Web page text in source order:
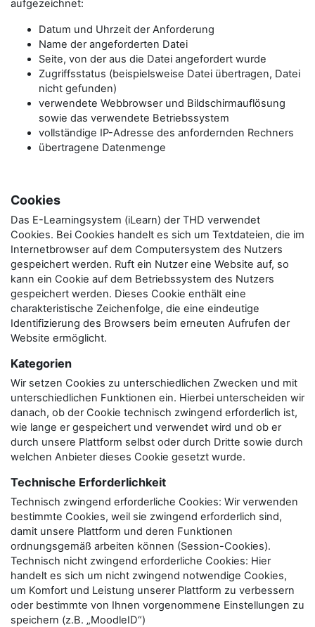
aufgezeichnet:
Datum und Uhrzeit der Anforderung
Name der angeforderten Datei
Seite, von der aus die Datei angefordert wurde
Zugriffsstatus (beispielsweise Datei übertragen, Datei
nicht gefunden)
verwendete Webbrowser und Bildschirmauflösung
sowie das verwendete Betriebssystem
vollständige IP-Adresse des anfordernden Rechners
übertragene Datenmenge
Cookies
Das E-Learningsystem (iLearn) der THD verwendet
Cookies. Bei Cookies handelt es sich um Textdateien, die im
Internetbrowser auf dem Computersystem des Nutzers
gespeichert werden. Ruft ein Nutzer eine Website auf, so
kann ein Cookie auf dem Betriebssystem des Nutzers
gespeichert werden. Dieses Cookie enthält eine
charakteristische Zeichenfolge, die eine eindeutige
Identifizierung des Browsers beim erneuten Aufrufen der
Website ermöglicht.
Kategorien
Wir setzen Cookies zu unterschiedlichen Zwecken und mit
unterschiedlichen Funktionen ein. Hierbei unterscheiden wir
danach, ob der Cookie technisch zwingend erforderlich ist,
wie lange er gespeichert und verwendet wird und ob er
durch unsere Plattform selbst oder durch Dritte sowie durch
welchen Anbieter dieses Cookie gesetzt wurde.
Technische Erforderlichkeit
Technisch zwingend erforderliche Cookies: Wir verwenden
bestimmte Cookies, weil sie zwingend erforderlich sind,
damit unsere Plattform und deren Funktionen
ordnungsgemäß arbeiten können (Session-Cookies).
Technisch nicht zwingend erforderliche Cookies: Hier
handelt es sich um nicht zwingend notwendige Cookies,
um Komfort und Leistung unserer Plattform zu verbessern
oder bestimmte von Ihnen vorgenommene Einstellungen zu
speichern (z.B. „MoodleID“)